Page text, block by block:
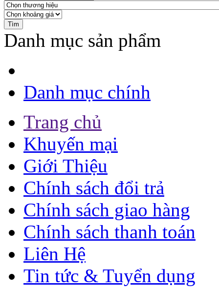
Danh mục sản phẩm
Danh mục chính
Trang chủ
Khuyến mại
Giới Thiệu
Chính sách đổi trả
Chính sách giao hàng
Chính sách thanh toán
Liên Hệ
Tin tức & Tuyển dụng